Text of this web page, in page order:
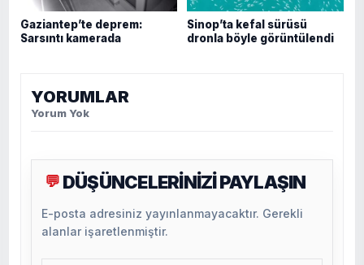
Gaziantep’te deprem:
Sarsıntı kamerada
Sinop’ta kefal sürüsü
dronla böyle görüntülendi
YORUMLAR
Yorum Yok
💬 DÜŞÜNCELERİNİZİ PAYLAŞIN
E-posta adresiniz yayınlanmayacaktır. Gerekli
alanlar işaretlenmiştir.